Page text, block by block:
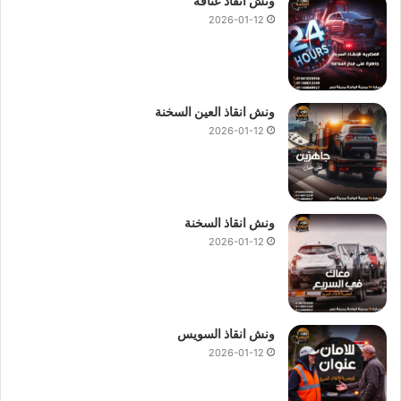
الخامس
ونش إنقاذ المصرية لإنقاذ السيارات يمتلك خط ساخن متاحا طوال
اليوم لاستقبال بلاغات الاعطال و المكالمات من جميع مناطق
القاهرة الجديدة و التجمع الخامس.
اتصل بنا الان على
01017439322او
عربياتسريع في التجمع الخامس يصل اليك في خلال دقائق.
نظامنا الحديث لتحديد المواقع GPS يضمن سرعة وصول
السياراتحتى في اوقات الذروة او في المناطق ذات الازدحام
المروري فقط اخبرنا بموقعك وسنرسل
تأخير.
2026-01-12
ونش انقاذ العين السخنة
2026-01-12
ونش انقاذ السخنة
2026-01-12
ونش انقاذ السويس
2026-01-12